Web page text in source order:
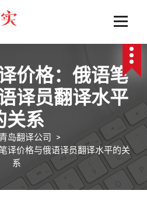
价格：俄语笔
译员翻译水平
关系
青岛翻译公司
>
译价格与俄语译员翻译水平的关
系